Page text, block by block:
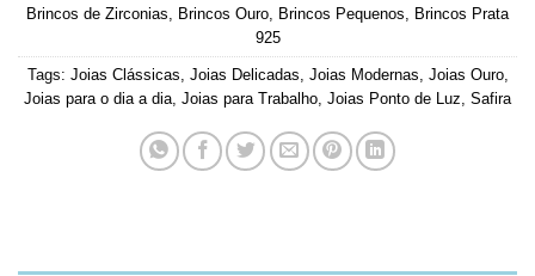
Brincos de Zirconias
Brincos Ouro Brincos Pequenos
Brincos Prata
925
Tags: Joias Clássicas Joias Delicadas Joias Modernas Joias Ouro,
Joias para o dia a dia Joias para Trabalho Joias Ponto de Luz Safira